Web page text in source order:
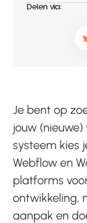
Delen via:
Je bent op
jouw
systeem kies
Webflow en
platforms
ontwikkeling,
aanpak en